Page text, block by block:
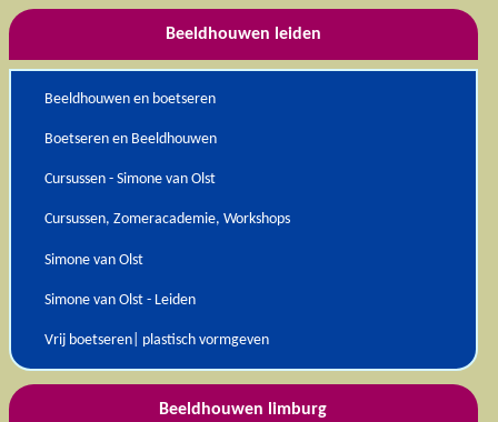
Beeldhouwen leiden
Beeldhouwen en boetseren
Boetseren en Beeldhouwen
Cursussen - Simone van Olst
Cursussen, Zomeracademie, Workshops
Simone van Olst
Simone van Olst - Leiden
Vrij boetseren| plastisch vormgeven
Beeldhouwen limburg